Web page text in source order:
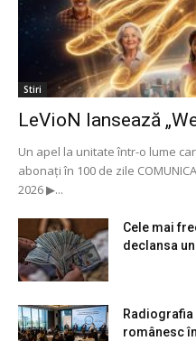
Stiri
LeVioN lansează
Un apel la unitate într-o lume
abonați în 100 de zile
2026 ▶...
Cele mai
declansa
românesc